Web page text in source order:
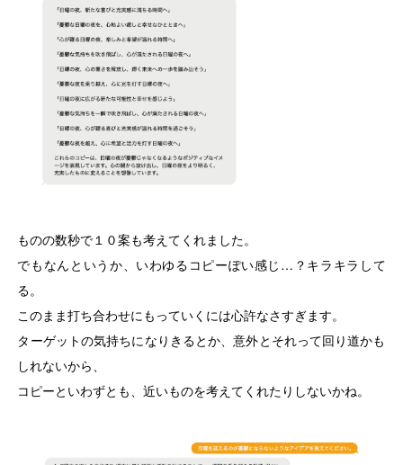
ものの数秒で１０案も考えてくれました。
でもなんというか、いわゆるコピーぽい感じ…？キラキラして
る。
このまま打ち合わせにもっていくには心許なさすぎます。
ターゲットの気持ちになりきるとか、意外とそれって回り道かも
しれないから、
コピーといわずとも、近いものを考えてくれたりしないかね。